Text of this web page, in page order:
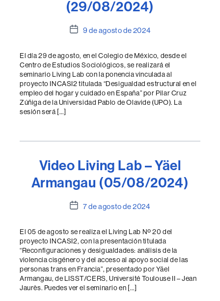
(29/08/2024)
Fecha
la
entrada
9 de agosto de 2024
El día 29 de agosto, en el Colegio de México, desde el
Centro de Estudios Sociológicos, se realizará el
seminario Living Lab con la ponencia vinculada al
proyecto INCASI2 titulada “Desigualdad estructural en el
empleo del hogar y cuidado en España” por Pilar Cruz
Zúñiga de la Universidad Pablo de Olavide (UPO). La
sesión será […]
Video Living Lab – Yäel
Armangau (05/08/2024)
Fecha
entrada
7 de agosto de 2024
El 05 de agosto se realiza el Living Lab Nº 20 del
proyecto INCASI2, con la presentación titulada
“Reconfiguraciones y desigualdades: análisis de la
violencia cisgénero y del acceso al apoyo social de las
personas trans en Francia”, presentado por Yäel
Armangau, de LISST/CERS, Université Toulouse II – Jean
Jaurès. Puedes ver el seminario en […]